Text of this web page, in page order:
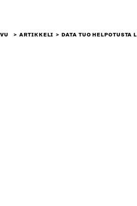
ARTIKKELI DATA TUO